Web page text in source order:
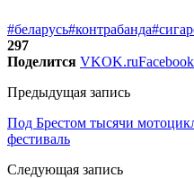
#беларусь#контрабанда
297
Поделится VKOK.ruFacebook
Предыдущая запись
Под Брестом тысячи
фестиваль
Следующая запись